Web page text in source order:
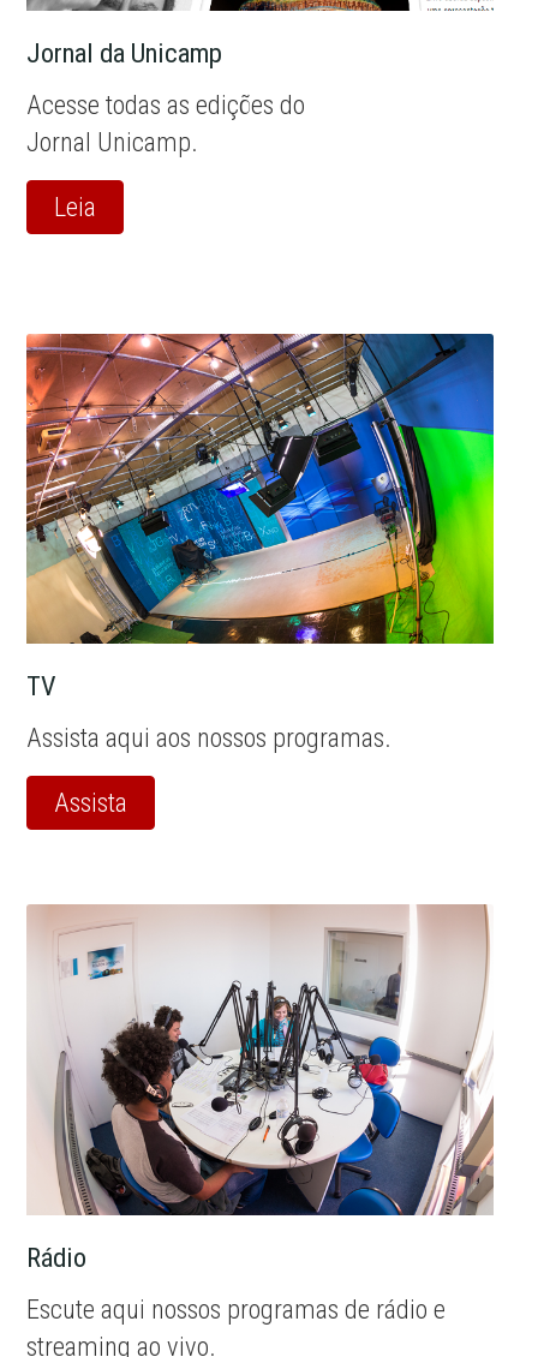
Jornal da Unicamp
Acesse todas as edições do
Jornal Unicamp.
Leia
TV
Assista aqui aos nossos programas.
Assista
Rádio
Escute aqui nossos programas de rádio e
streaming ao vivo.